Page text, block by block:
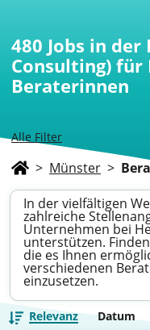
Alle Filter
480 Jobs in der
Consulting) für
Beraterinnen
> Münster >
In der vielfältigen
zahlreiche
Unternehmen bei
unterstützen.
die es Ihnen
verschiedenen
einzusetzen.
Relevanz Datum